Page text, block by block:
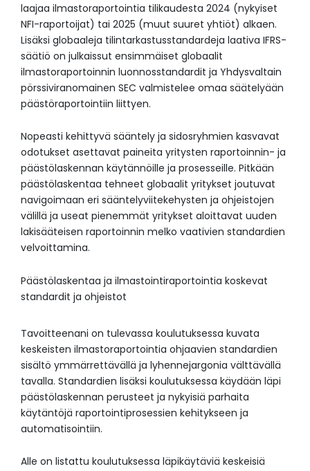
laajaa ilmastoraportointia tilikaudesta 2024 (nykyiset
NFI-raportoijat) tai 2025 (muut suuret yhtiöt) alkaen.
Lisäksi globaaleja tilintarkastusstandardeja laativa IFRS-
säätiö on julkaissut ensimmäiset globaalit
ilmastoraportoinnin luonnosstandardit ja Yhdysvaltain
pörssiviranomainen SEC valmistelee omaa säätelyään
päästöraportointiin liittyen.
Nopeasti kehittyvä sääntely ja sidosryhmien kasvavat
odotukset asettavat paineita yritysten raportoinnin- ja
päästölaskennan käytännöille ja prosesseille. Pitkään
päästölaskentaa tehneet globaalit yritykset joutuvat
navigoimaan eri sääntelyviitekehysten ja ohjeistojen
välillä ja useat pienemmät yritykset aloittavat uuden
lakisääteisen raportoinnin melko vaativien standardien
velvoittamina.
Päästölaskentaa ja ilmastointiraportointia koskevat
standardit ja ohjeistot
Tavoitteenani on tulevassa koulutuksessa kuvata
keskeisten ilmastoraportointia ohjaavien standardien
sisältö ymmärrettävällä ja lyhennejargonia välttävällä
tavalla. Standardien lisäksi koulutuksessa käydään läpi
päästölaskennan perusteet ja nykyisiä parhaita
käytäntöjä raportointiprosessien kehitykseen ja
automatisointiin.
Alle on listattu koulutuksessa läpikäytäviä keskeisiä